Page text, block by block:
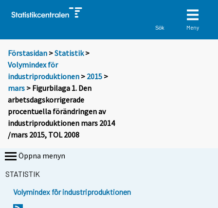
Sök Meny
Förstasidan >Statistik >
Volymindex för
industriproduktionen > 2015 >
mars > Figurbilaga 1. Den
arbetsdagskorrigerade
procentuella förändringen av
industriproduktionen mars 2014
/mars 2015, TOL 2008
Öppna menyn
STATISTIK
Volymindex för industriproduktionen